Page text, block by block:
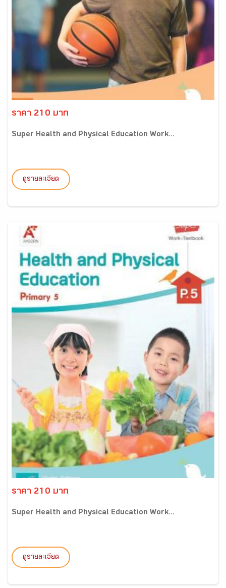
ราคา 210 บาท
Super Health and Physical Education Work...
ดูรายละเอียด
ราคา 210 บาท
Super Health and Physical Education Work...
ดูรายละเอียด